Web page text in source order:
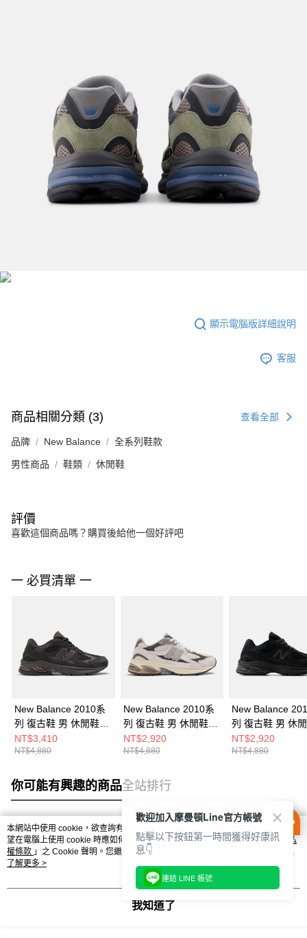
顯示電腦版詳細說明
客服
商品相關分類 (3) 查看全部
品牌 New Balance 全系列鞋款
男性商品 鞋類 休閒鞋
評價
喜歡這個商品嗎？購買後給他一個好評吧
一 必買清單 一
New Balance 2010系
列 復古鞋 男 休閒鞋
U2010ETB-D
NT$3,410
NT$4,880
New Balance 2010系
列 復古鞋 男 休閒鞋
U2010TTO-D
NT$2,920
NT$4,880
New Balance
列 復古鞋 男 休
U2010TTB-D
NT$2,920
NT$4,880
你可能有興趣的商品全站排行
熱門標籤
本網站中使用 cookie，欲查詢有關本網站使用 cookie 方式之詳情，及若您不希
望在電腦上使用 cookie 時應如何變更電腦的 cookie 設定，請參閱本網站「
隱私
權條款 」之 Cookie 聲明。您繼續使用本網站即表示您同意本公司得按本網站使
用條款之 Cookie 聲明使用 cookie。
了解更多 >
我知道了
歡迎加入摩曼頓Line官方帳號
點擊以下按鈕第一時間獲得好康訊
息👇
連結 LINE 帳號